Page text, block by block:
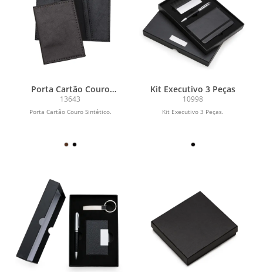
Porta Cartão Couro
Sintético
13643
Porta Cartão Couro Sintético.
Kit Executivo 3 Peças
10998
Kit Executivo 3 Peças.